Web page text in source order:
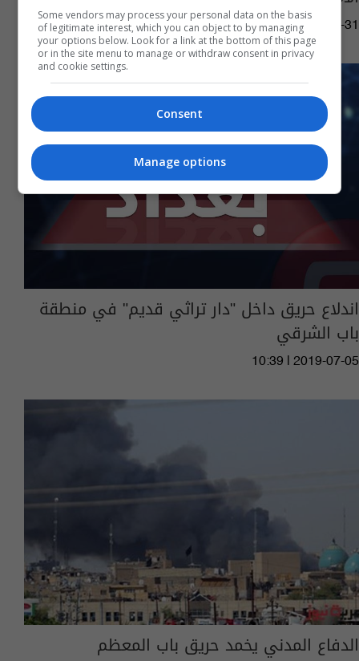
10:37 | 2019-07-31
اندلاع حريق داخل "دار تراثي قديم" في منطقة
باب الشرقي
10:39 | 2019-07-05
الدفاع المدني يخمد حريق باب المعظم
Some vendors may process your personal data on the basis
of legitimate interest, which you can object to by managing
your options below. Look for a link at the bottom of this page
or in the site menu to manage or withdraw consent in privacy
and cookie settings.
Consent
Manage options